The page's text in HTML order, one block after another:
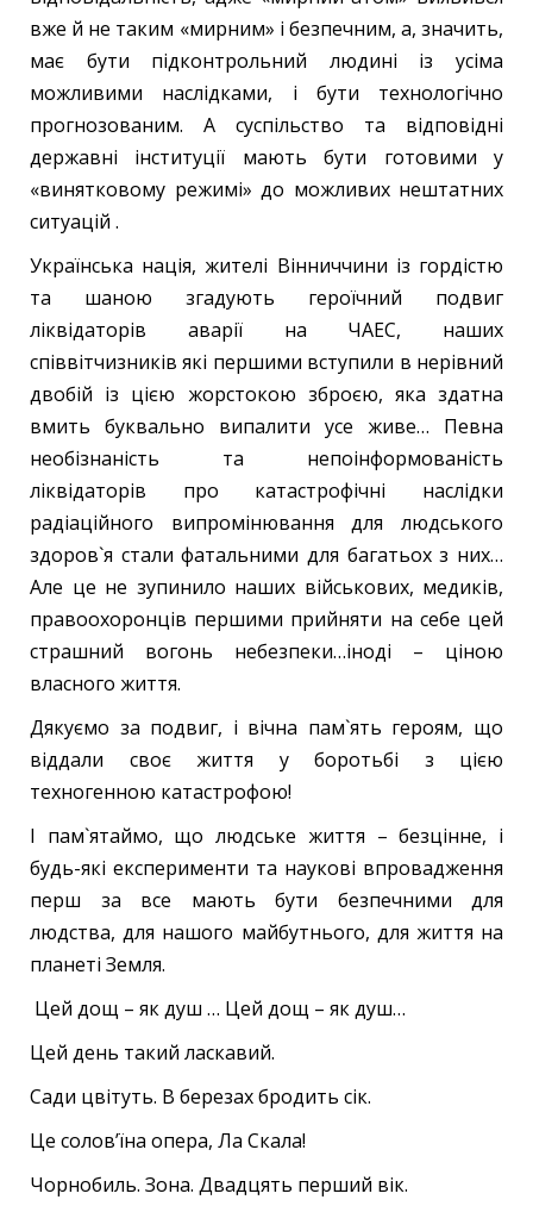
вже й не таким «мирним» і безпечним, а, значить,
має бути підконтрольний людині із усіма
можливими наслідками, і бути технологічно
прогнозованим. А суспільство та відповідні
державні інституції мають бути готовими у
«винятковому режимі» до можливих нештатних
ситуацій .
Українська нація, жителі Вінниччини із гордістю
та шаною згадують героїчний подвиг
ліквідаторів аварії на ЧАЕС, наших
співвітчизників які першими вступили в нерівний
двобій із цією жорстокою зброєю, яка здатна
вмить буквально випалити усе живе… Певна
необізнаність та непоінформованість
ліквідаторів про катастрофічні наслідки
радіаційного випромінювання для людського
здоров`я стали фатальними для багатьох з них…
Але це не зупинило наших військових, медиків,
правоохоронців першими прийняти на себе цей
страшний вогонь небезпеки…іноді – ціною
власного життя.
Дякуємо за подвиг, і вічна пам`ять героям, що
віддали своє життя у боротьбі з цією
техногенною катастрофою!
І пам`ятаймо, що людське життя – безцінне, і
будь-які експерименти та наукові впровадження
перш за все мають бути безпечними для
людства, для нашого майбутнього, для життя на
планеті Земля.
Цей дощ – як душ … Цей дощ – як душ…
Цей день такий ласкавий.
Сади цвітуть. В березах бродить сік.
Це солов’їна опера, Ла Скала!
Чорнобиль. Зона. Двадцять перший вік.